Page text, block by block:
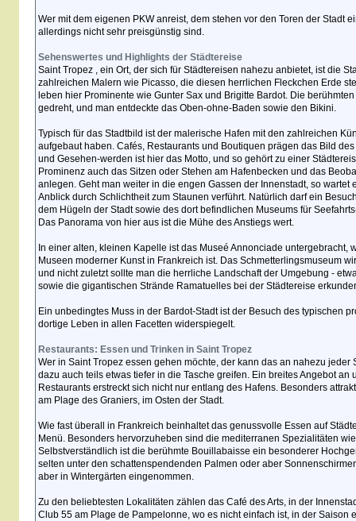
Wer mit dem eigenen PKW anreist, dem stehen vor den Toren der Stadt
allerdings nicht sehr preisgünstig sind.
Sehenswertes und Highlights der Städtereise
Saint Tropez , ein Ort, der sich für Städtereisen nahezu anbietet, ist die
zahlreichen Malern wie Picasso, die diesen herrlichen Fleckchen Erde
leben hier Prominente wie Gunter Sax und Brigitte Bardot. Die
gedreht, und man entdeckte das Oben-ohne-Baden sowie den Bikini.
Typisch für das Stadtbild ist der malerische Hafen mit den zahlreichen
aufgebaut haben. Cafés, Restaurants und Boutiquen prägen das Bild
und Gesehen-werden ist hier das Motto, und so gehört zu einer
Prominenz auch das Sitzen oder Stehen am Hafenbecken und das
anlegen. Geht man weiter in die engen Gassen der Innenstadt, so wartet
Anblick durch Schlichtheit zum Staunen verführt. Natürlich darf ein
dem Hügeln der Stadt sowie des dort befindlichen Museums für
Das Panorama von hier aus ist die Mühe des Anstiegs wert.
In einer alten, kleinen Kapelle ist das Museé Annonciade untergebracht,
Museen moderner Kunst in Frankreich ist. Das Schmetterlingsmuseum
und nicht zuletzt sollte man die herrliche Landschaft der Umgebung -
sowie die gigantischen Strände Ramatuelles bei der Städtereise
Ein unbedingtes Muss in der Bardot-Stadt ist der Besuch des typischen
dortige Leben in allen Facetten widerspiegelt.
Restaurants: Essen und Trinken in Saint Tropez
Wer in Saint Tropez essen gehen möchte, der kann das an nahezu jeder
dazu auch teils etwas tiefer in die Tasche greifen. Ein breites Angebot an
Restaurants erstreckt sich nicht nur entlang des Hafens. Besonders
am Plage des Graniers, im Osten der Stadt.
Wie fast überall in Frankreich beinhaltet das genussvolle Essen auf
Menü. Besonders hervorzuheben sind die mediterranen Spezialitäten
Selbstverständlich ist die berühmte Bouillabaisse ein besonderer
selten unter den schattenspendenden Palmen oder aber
aber in Wintergärten eingenommen.
Zu den beliebtesten Lokalitäten zählen das Café des Arts, in der
Club 55 am Plage de Pampelonne, wo es nicht einfach ist, in der Saison